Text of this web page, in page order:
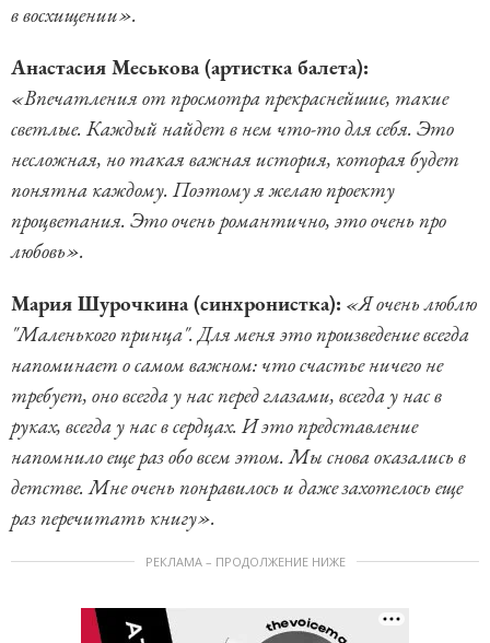
в восхищении».
Анастасия Меськова (артистка балета):
«Впечатления от просмотра прекраснейшие, такие
светлые. Каждый найдет в нем что-то для себя. Это
несложная, но такая важная история, которая будет
понятна каждому. Поэтому я желаю проекту
процветания. Это очень романтично, это очень про
любовь».
Мария Шурочкина (синхронистка): «Я очень люблю
"Маленького принца". Для меня это произведение всегда
напоминает о самом важном: что счастье ничего не
требует, оно всегда у нас перед глазами, всегда у нас в
руках, всегда у нас в сердцах. И это представление
напомнило еще раз обо всем этом. Мы снова оказались в
детстве. Мне очень понравилось и даже захотелось еще
раз перечитать книгу».
РЕКЛАМА – ПРОДОЛЖЕНИЕ НИЖЕ